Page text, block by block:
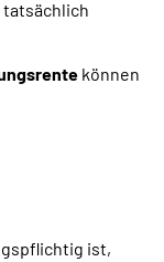
tatsächlich
können
ist,